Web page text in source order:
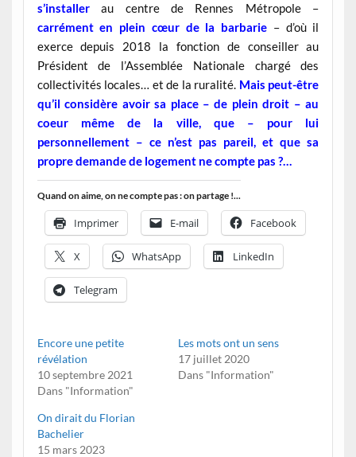
s’installerau centre de Rennes Métropole –
carrément en plein cœur de la barbarie – d’où il
exerce depuis 2018 la fonction de conseiller au
Président de l’Assemblée Nationale chargé des
collectivités locales… et de la ruralité. Mais peut-être
qu’il considère avoir sa place – de plein droit – au
coeur même de la ville, que – pour lui
personnellement – ce n’est pas pareil, et que sa
propre demande de logement ne compte pas ?…
Quand on aime, on ne compte pas : on partage !...
Imprimer E-mail Facebook
X WhatsApp LinkedIn
Telegram
Encore une petite
révélation
10 septembre 2021
Dans "Information"
Les mots ont un sens
17 juillet 2020
Dans "Information"
On dirait du Florian
Bachelier
15 mars 2023